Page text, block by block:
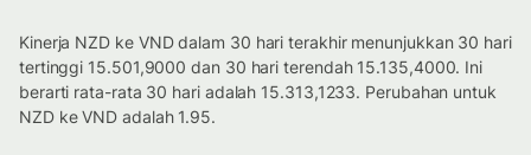
Kinerja NZD ke VND dalam 30 hari terakhir menunjukkan 30 hari
tertinggi 15.501,9000 dan 30 hari terendah 15.135,4000. Ini
berarti rata-rata 30 hari adalah 15.313,1233. Perubahan untuk
NZD ke VND adalah 1.95.